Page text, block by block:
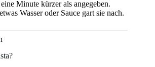
Minute kürzer als angegeben.
Wasser oder Sauce gart sie nach.